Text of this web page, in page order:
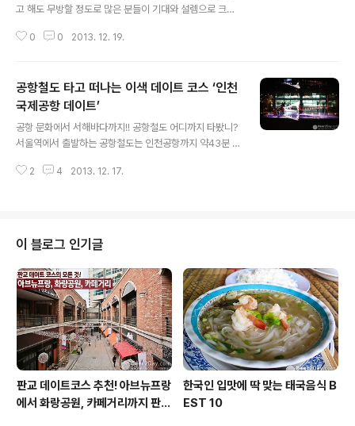
고 해도 무방할 정도로 많은 분들이 기대와 설렘으로 크리
시작했고, 며칠 전에는 폭설도 내려 올해는 특히 화이트 크
께 떠나는 겨울 여행지로 미리 크리스마스를 체험할 수 있
는 부산의 크리스마스트리 문화 축제로 안내합니다. Love
& Healing christmas in BUSAN 부산은 우리에게 어
떤 설레임을 가져다주는 도시죠. 넓은 바다를 끼고 있어 풍
욕을 즐기거나 이제는 국제적인 영화제로 그 위상이 드높
0 0 2013. 12. 19.
공항철도 타고 떠나는 이색 데이트 코스 ‘인천
국제공항 데이트’
공항 문화에서 서해바다까지!! 공항철도 어디까지 타봤니?
서울역에서 출발하는 공항철도는 인천공항까지 약43분 소
방법입니다. 다른 간 역에 중간중간 정차하는 일반 열차도
다채로운 문화공연과 쇼핑, 편의시설, 서해의 낭만까지 가
까이 있는 그곳으로 착륙 준비! 공항철도 타고 공항으로 여
행가자! 인천공항은 전세계 쟁쟁한 공항들과 비교하여 평
가하는 세계 공항서비스평가(ASQ)에서 8년 연속 1위를
차지한 세계적인 공항이기도 합니다. 세계 곳곳으로 여행
을 다녀봤어도 인천공항만큼..
2 4 2013. 12. 17.
이 블로그 인기글
판교 데이트코스 추천! 아브뉴프랑
에서 화랑공원, 카페거리까지 판교
한국인 입맛에 딱 맞는 태국음식 B
EST 10